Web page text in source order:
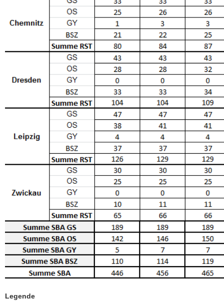
Legende